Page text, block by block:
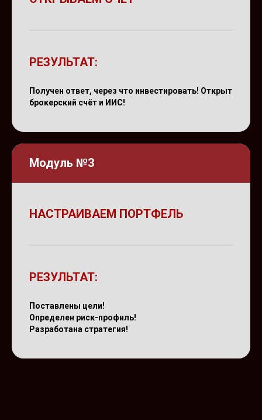
РЕЗУЛЬТАТ:
Получен ответ, через что инвестировать! Открыт
брокерский счёт и ИИС!
Модуль №3
НАСТРАИВАЕМ ПОРТФЕЛЬ
РЕЗУЛЬТАТ:
Поставлены цели!
Определен риск-профиль!
Разработана стратегия!